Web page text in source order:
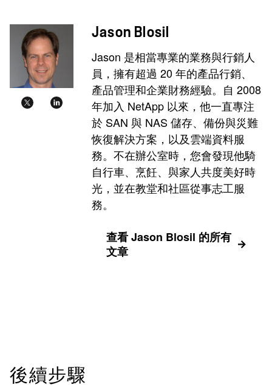
Jason Blosil
Jason 是相當專業的業務與行銷人
員，擁有超過 20 年的產品行銷、
產品管理和企業財務經驗。自 2008
年加入 NetApp 以來，他一直專注
於 SAN 與 NAS 儲存、備份與災難
恢復解決方案，以及雲端資料服
務。不在辦公室時，您會發現他騎
自行車、烹飪、與家人共度美好時
光，並在教堂和社區從事志工服
務。
查看 Jason Blosil 的所有
文章
後續步驟